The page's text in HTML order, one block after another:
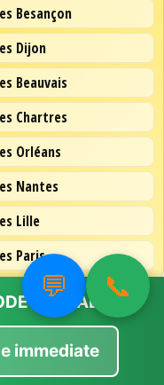
Besançon
Dijon
Beauvais
Chartres
Orléans
Nantes
Lille
Paris
💬 📞
POSTAL
immediate